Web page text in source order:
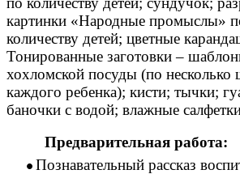
картинки «Народные промыслы»
количеству детей; цветные
Тонированные заготовки –
хохломской посуды (по несколько
каждого ребенка); кисти; тычки;
баночки с водой; влажные
Предварительная работа:
Познавательный рассказ